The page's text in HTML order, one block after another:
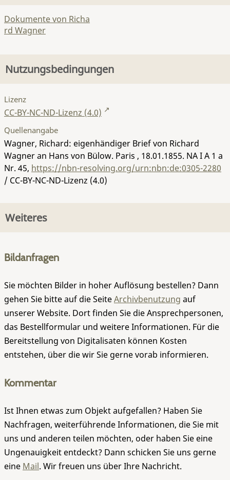
Dokumente von Richa
rd Wagner
Nutzungsbedingungen
Lizenz
CC-BY-NC-ND-Lizenz (4.0)
Quellenangabe
Wagner, Richard: eigenhändiger Brief von Richard
Wagner an Hans von Bülow. Paris , 18.01.1855. NA I A 1 a
Nr. 45, https://nbn-resolving.org/urn:nbn:de:0305-2280
/ CC-BY-NC-ND-Lizenz (4.0)
Weiteres
Bildanfragen
Sie möchten Bilder in hoher Auflösung bestellen? Dann
gehen Sie bitte auf die SeiteArchivbenutzung auf
unserer Website. Dort finden Sie die Ansprechpersonen,
das Bestellformular und weitere Informationen. Für die
Bereitstellung von Digitalisaten können Kosten
entstehen, über die wir Sie gerne vorab informieren.
Kommentar
Ist Ihnen etwas zum Objekt aufgefallen? Haben Sie
Nachfragen, weiterführende Informationen, die Sie mit
uns und anderen teilen möchten, oder haben Sie eine
Ungenauigkeit entdeckt? Dann schicken Sie uns gerne
eine Mail. Wir freuen uns über Ihre Nachricht.